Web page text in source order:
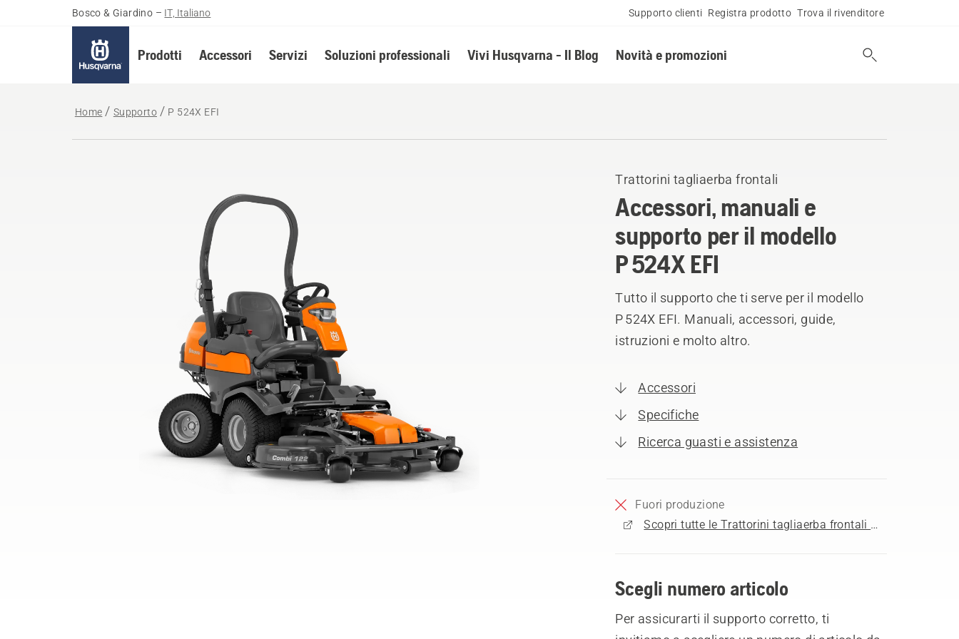
Bosco & Giardino – IT, Italiano Supporto clienti Registra prodotto Trova il rivenditore
Prodotti Accessori Servizi Soluzioni professionali Vivi Husqvarna - Il Blog Novità e promozioni
Home Supporto P 524X EFI
Trattorini tagliaerba frontali
Accessori, manuali e
supporto per il modello
P 524X EFI
Tutto il supporto che ti serve per il modello
P 524X EFI. Manuali, accessori, guide,
istruzioni e molto altro.
Accessori
Specifiche
Ricerca guasti e assistenza
Fuori produzione
Scopri tutte le Trattorini tagliaerba frontali in vendita
Scegli numero articolo
Per assicurarti il supporto corretto, ti